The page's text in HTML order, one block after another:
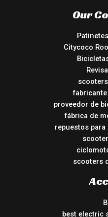
Our
Citycoco
proveedor de
fábrica de
repuestos
scooters
best electric